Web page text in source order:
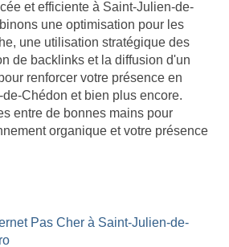
et efficiente à Saint-Julien-de-
une optimisation pour les
une utilisation stratégique des
de backlinks et la diffusion d'un
renforcer votre présence en
Chédon et bien plus encore.
entre de bonnes mains pour
organique et votre présence
Pas Cher à Saint-Julien-de-